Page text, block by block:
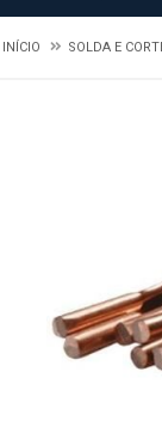
INÍCIO SOLDA E